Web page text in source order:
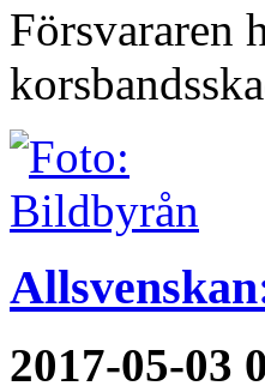
Försvararen
2017-05-03